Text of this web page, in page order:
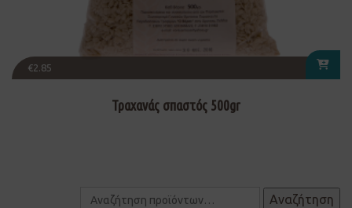
€2.85
Τραχανάς σπαστός 500gr
Αναζήτηση